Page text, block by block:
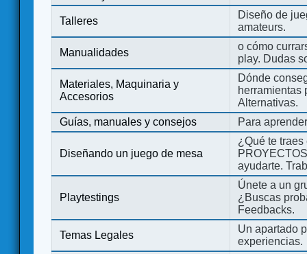
Talleres
Diseño de
amateurs.
Manualidades
o cómo
play. Dudas
Materiales, Maquinaria y
Accesorios
Dónde
herramientas
Alternativas.
Guías, manuales y consejos
Para
Diseñando un juego de mesa
¿Qué te
ayudarte.
Playtestings
Únete a un
¿Buscas
Feedbacks.
Temas Legales
Un apartado
experiencias.